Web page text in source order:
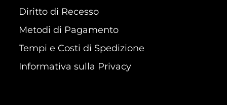
Diritto di Recesso
Metodi di Pagamento
Tempi e Costi di Spedizione
Informativa sulla Privacy